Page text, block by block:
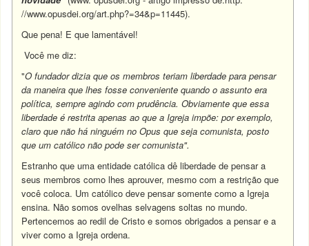
//www.opusdei.org/art.php?=34&p=11445).
Que pena! E que lamentável!
Você me diz:
"O fundador dizia que os membros teriam liberdade para pensar
da maneira que lhes fosse conveniente quando o assunto era
política, sempre agindo com prudência. Obviamente que essa
liberdade é restrita apenas ao que a Igreja impõe: por exemplo,
claro que não há ninguém no Opus que seja comunista, posto
que um católico não pode ser comunista".
Estranho que uma entidade católica dê liberdade de pensar a
seus membros como lhes aprouver, mesmo com a restrição que
você coloca. Um católico deve pensar somente como a Igreja
ensina. Não somos ovelhas selvagens soltas no mundo.
Pertencemos ao redil de Cristo e somos obrigados a pensar e a
viver como a Igreja ordena.